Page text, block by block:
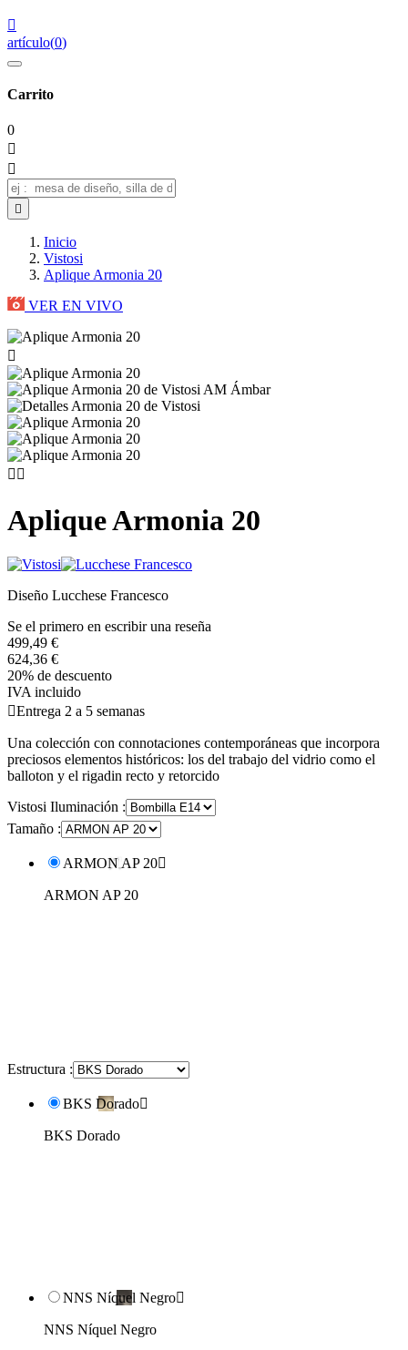

artículo(0)
Carrito
0



Inicio
Vistosi
Aplique Armonia 20
VER EN VIVO

 
Aplique Armonia 20
Diseño Lucchese Francesco
Se el primero en escribir una reseña
499,49 €
624,36 €
20% de descuento
IVA incluido
Entrega 2 a 5 semanas
Una colección con connotaciones contemporáneas que incorpora
preciosos elementos históricos: los del trabajo del vidrio como el
balloton y el rigadin recto y retorcido
Vistosi Iluminación :
Tamaño :
ARMON AP 20
ARMON AP 20
Estructura :
BKS Dorado
BKS Dorado
NNS Níquel Negro
NNS Níquel Negro